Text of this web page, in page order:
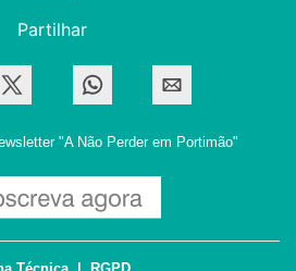
Partilhar
"A Não Perder em Portimão"